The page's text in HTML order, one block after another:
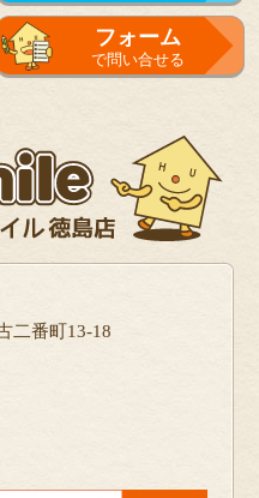
フォーム
で問い合せる
二番町13-18